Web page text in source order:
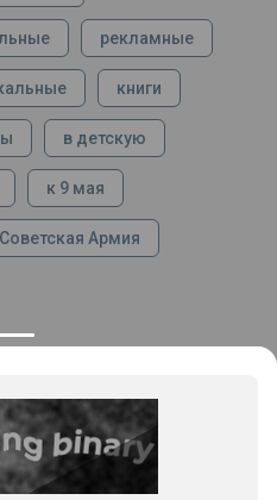
рекламные
книги
в детскую
к 9 мая
Советская Армия
ПРОДУКЦИЯ
Каталог